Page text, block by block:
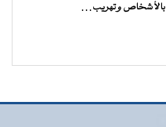
بالأشخاص وتهريب…